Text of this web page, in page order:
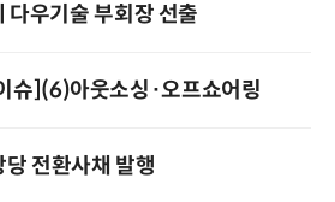
다우기술 부회장 선출
슈](6)아웃소싱·오프쇼어링
전환사채 발행